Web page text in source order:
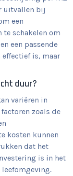
uitvallen bij
een
schakelen om
een passende
is, maar
duur?
variëren in
zoals de
kosten kunnen
dat het
is in het
leefomgeving.